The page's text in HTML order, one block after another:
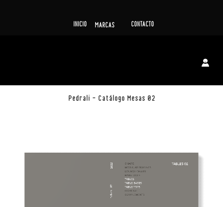
INICIO MARCAS CONTACTO
Pedrali – Catálogo Mesas 02